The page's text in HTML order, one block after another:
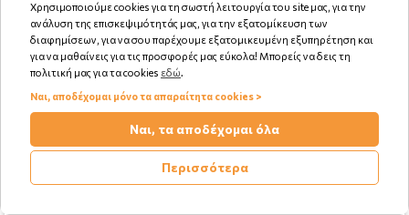
Αγορά
Vican Aletheia Promo
Magnesium + Vitamin B6
Lemon & Grapefruit 20
Χρησιμοποιούμε cookies για τη σωστή λειτουργία του site μας, για την
ανάλυση της επισκεψιμότητάς μας, για την εξατομίκευση των
διαφημίσεων, για να σου παρέχουμε εξατομικευμένη εξυπηρέτηση και
για να μαθαίνεις για τις προσφορές μας εύκολα! Μπορείς να δεις τη
πολιτική μας για τα cookies εδώ.
Ναι, αποδέχομαι μόνο τα απαραίτητα cookies >
Ναι, τα αποδέχομαι όλα
Περισσότερα